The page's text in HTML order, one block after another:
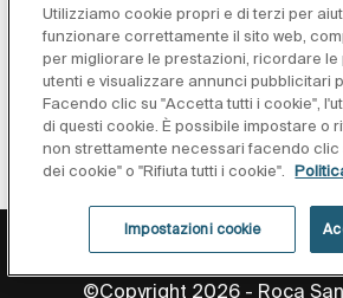
Ispirazione
Seguiteci
Privacy Policy Avviso Legale
©Copyright 2026 - Roca
Utilizziamo cookie propri e di terzi per
funzionare correttamente il sito web,
per migliorare le prestazioni, ricordare
utenti e visualizzare annunci pubblicitari
Facendo clic su "Accetta tutti i cookie",
di questi cookie. È possibile impostare o
non strettamente necessari facendo clic
dei cookie" o "Rifiuta tutti i cookie".
Impostazioni cookie